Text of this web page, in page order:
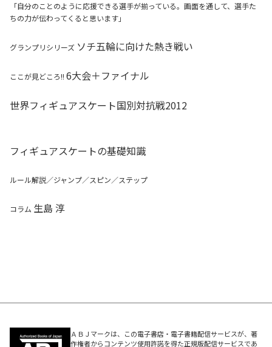
「自分のことのように応援できる選手が揃っている。画面を通して、選手た
ちの力が伝わってくると思います」
グランプリシリーズ ソチ五輪に向けた熱き戦い
ここが見どころ!! 6大会＋ファイナル
世界フィギュアスケート国別対抗戦2012
フィギュアスケートの基礎知識
ルール解説／ジャンプ／スピン／ステップ
コラム 生島 淳
ＡＢＪマークは、この電子書店・電子書籍配信サービスが、著
作権者からコンテンツ使用許諾を得た正規版配信サービスであ